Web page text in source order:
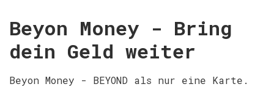
Beyon Money - Bring
dein Geld weiter
Beyon Money - BEYOND als nur eine Karte.